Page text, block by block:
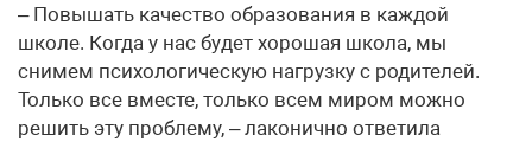
– Повышать качество образования в каждой
школе. Когда у нас будет хорошая школа, мы
снимем психологическую нагрузку с родителей.
Только все вместе, только всем миром можно
решить эту проблему, – лаконично ответила